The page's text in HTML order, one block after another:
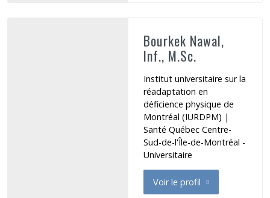
Bourkek Nawal,
Inf., M.Sc.
Institut universitaire sur la
réadaptation en
déficience physique de
Montréal (IURDPM) |
Santé Québec Centre-
Sud-de-l'Île-de-Montréal -
Universitaire
Voir le profil
de Bourkek Nawal